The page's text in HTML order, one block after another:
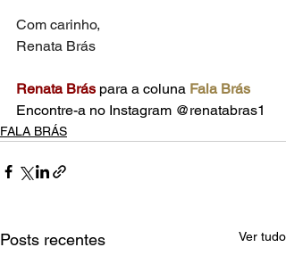
Com carinho,
Renata Brás
Renata Brás para a coluna Fala Brás
Encontre-a no Instagram @renatabras1
FALA BRÁS
Posts recentes Ver tudo